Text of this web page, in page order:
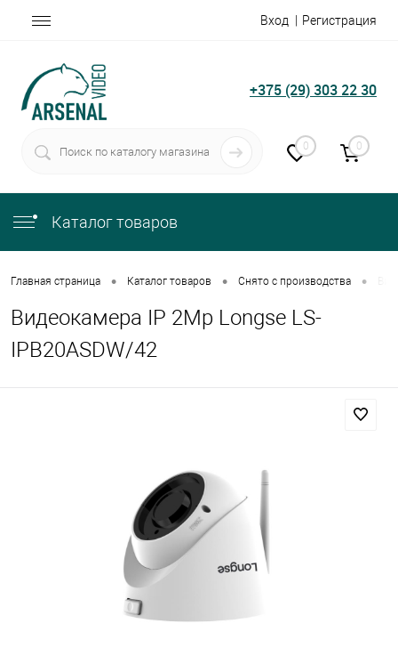
Вход Регистрация
+375 (29) 303 22 30
0 0
Каталог товаров
Главная страница • Каталог товаров • Снято с производства •
Видеокамера IP 2Mp Longse LS-
IPB20ASDW/42